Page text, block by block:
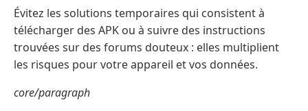
Évitez les solutions temporaires qui consistent à
télécharger des APK ou à suivre des instructions
trouvées sur des forums douteux : elles multiplient
les risques pour votre appareil et vos données.
core/paragraph